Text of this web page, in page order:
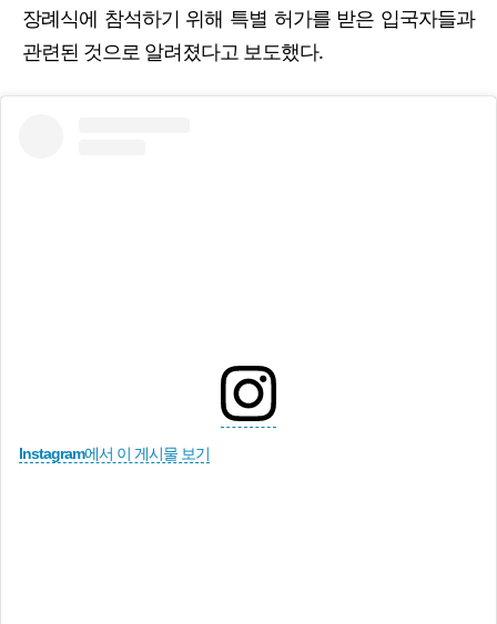
장례식에 참석하기 위해 특별 허가를 받은 입국자들과
관련된 것으로 알려졌다고 보도했다.
Instagram에서 이 게시물 보기